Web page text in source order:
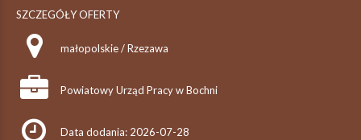
SZCZEGÓŁY OFERTY
małopolskie / Rzezawa
Powiatowy Urząd Pracy w Bochni
Data dodania: 2026-07-28